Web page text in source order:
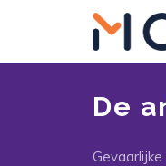
content
De